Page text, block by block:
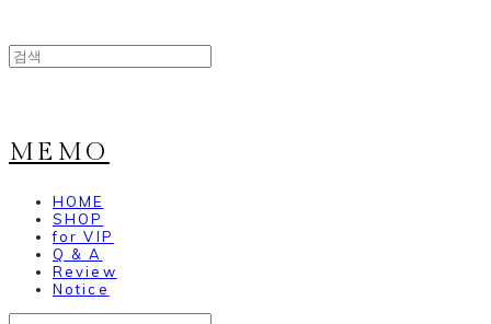
MEMO
HOME
SHOP
for VIP
Q & A
Review
Notice